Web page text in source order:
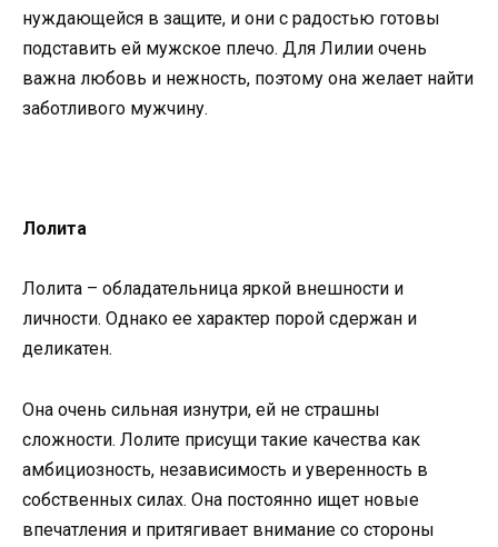
нуждающейся в защите, и они с радостью готовы
подставить ей мужское плечо. Для Лилии очень
важна любовь и нежность, поэтому она желает найти
заботливого мужчину.
Лолита
Лолита – обладательница яркой внешности и
личности. Однако ее характер порой сдержан и
деликатен.
Она очень сильная изнутри, ей не страшны
сложности. Лолите присущи такие качества как
амбициозность, независимость и уверенность в
собственных силах. Она постоянно ищет новые
впечатления и притягивает внимание со стороны